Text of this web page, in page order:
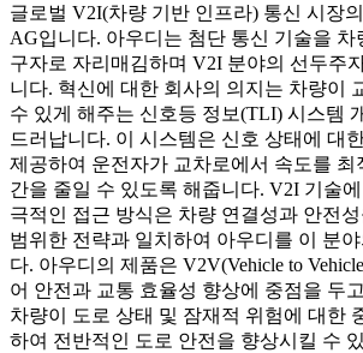
글로벌 V2I(차량 기반 인프라) 통신 시장
AG입니다. 아우디는 첨단 통신 기술을 차
구자로 자리매김하며 V2I 분야의 선두주
니다. 혁신에 대한 회사의 의지는 차량이
수 있게 해주는 신호등 정보(TLI) 시스템
드러납니다. 이 시스템은 신호 상태에 대
제공하여 운전자가 교차로에서 속도를 최
간을 줄일 수 있도록 해줍니다. V2I 기술
극적인 접근 방식은 차량 연결성과 안전
범위한 전략과 일치하여 아우디를 이 분
다. 아우디의 제품은 V2V(Vehicle to
어 안전과 교통 효율성 향상에 중점을 두
차량이 도로 상태 및 잠재적 위험에 대한
하여 전반적인 도로 안전을 향상시킬 수